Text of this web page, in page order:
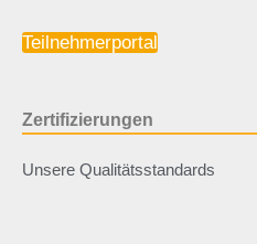
Teilnehmerportal
Zertifizierungen
Unsere Qualitätsstandards